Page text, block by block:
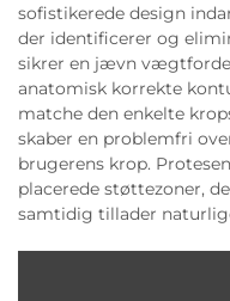
sofistikerede design
der identificerer og
sikrer en jævn
anatomisk korrekte
matche den enkelte
skaber en problemfri
brugerens krop.
placerede støttezoner,
samtidig tillader